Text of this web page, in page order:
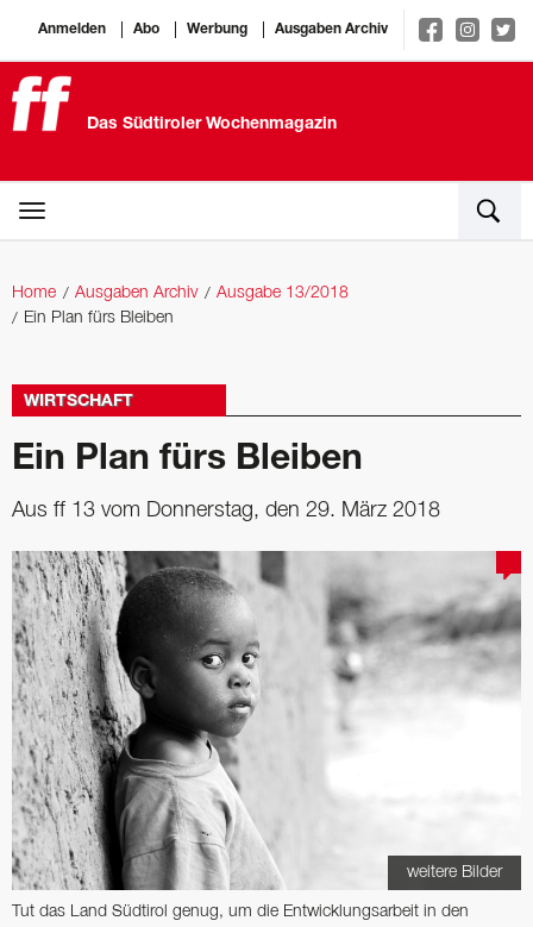
Anmelden Abo Werbung Ausgaben Archiv
Das Südtiroler Wochenmagazin
Home Ausgaben Archiv
Ausgabe 13/2018
Ein Plan fürs Bleiben
WIRTSCHAFT
Ein Plan fürs Bleiben
Aus ff 13 vom Donnerstag, den 29. März 2018
weitere Bilder
Tut das Land Südtirol genug, um die Entwicklungsarbeit in den